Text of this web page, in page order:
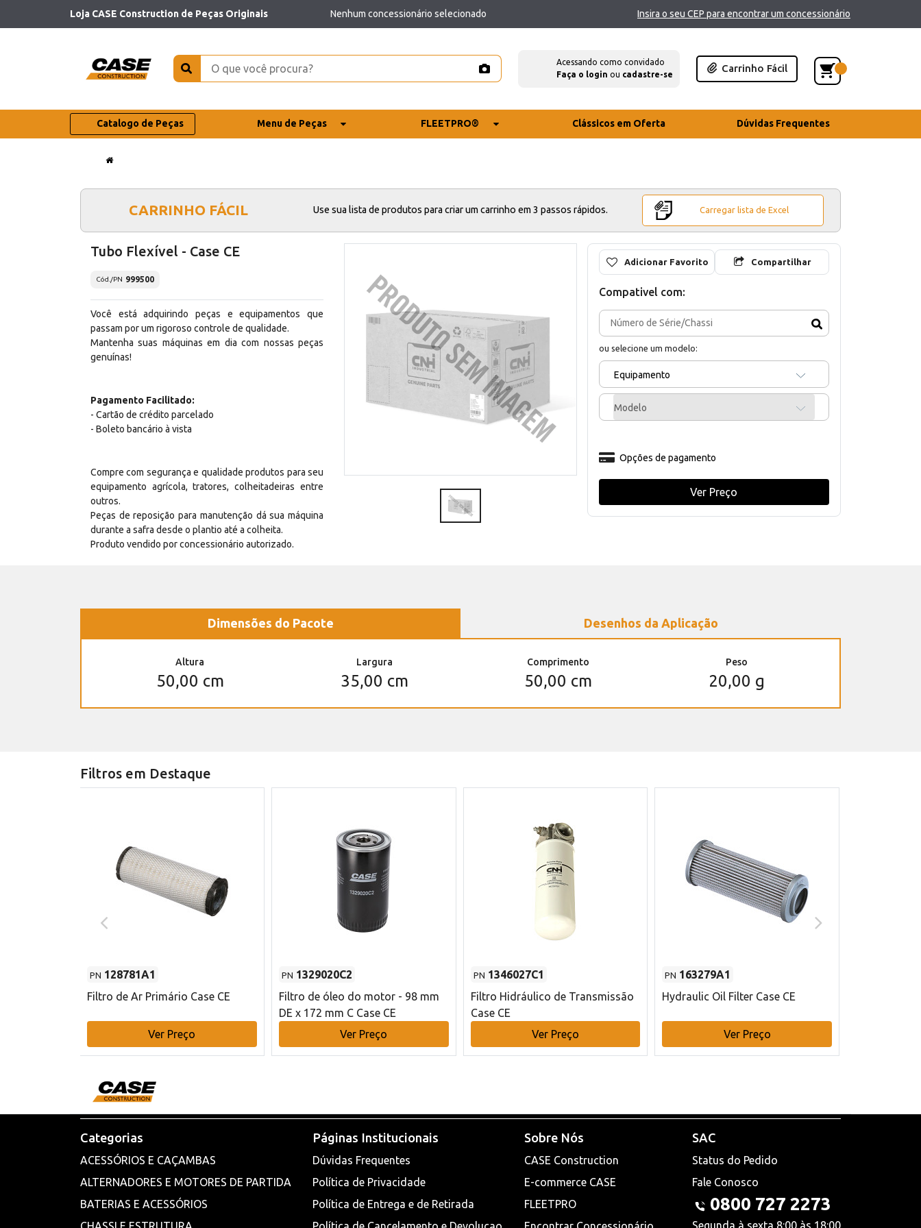
Loja CASE Construction de Peças Originais Nenhum concessionário selecionado Insira o seu CEP para encontrar um concessionário
Acessando como convidado
Faça o login ou cadastre-se
Carrinho Fácil
Catalogo de Peças Menu de Peças FLEETPRO® Clássicos em Oferta Dúvidas Frequentes
CARRINHO FÁCIL Use sua lista de produtos para criar um carrinho em 3 passos rápidos. Carregar lista de Excel
Tubo Flexível - Case CE
Cód./PN 999500
Você está adquirindo peças e equipamentos que
passam por um rigoroso controle de qualidade.
Mantenha suas máquinas em dia com nossas peças
genuínas!
Pagamento Facilitado:
- Cartão de crédito parcelado
- Boleto bancário à vista
Compre com segurança e qualidade produtos para seu
equipamento agrícola, tratores, colheitadeiras entre
outros.
Peças de reposição para manutenção dá sua máquina
durante a safra desde o plantio até a colheita.
Produto vendido por concessionário autorizado.
Adicionar Favorito Compartilhar
Compativel com:
ou selecione um modelo:
Equipamento
Modelo
Opções de pagamento
Ver Preço
Dimensões do Pacote Desenhos da Aplicação
Altura
50,00 cm
Largura
35,00 cm
Comprimento
50,00 cm
Peso
20,00 g
Filtros em Destaque
PN 128781A1
Filtro de Ar Primário Case CE
Ver Preço
PN 1329020C2
Filtro de óleo do motor - 98 mm
DE x 172 mm C Case CE
Ver Preço
PN 1346027C1
Filtro Hidráulico de Transmissão
Case CE
Ver Preço
PN 163279A1
Hydraulic Oil Filter Case CE
Ver Preço
Categorias
ACESSÓRIOS E CAÇAMBAS
ALTERNADORES E MOTORES DE PARTIDA
BATERIAS E ACESSÓRIOS
Páginas Institucionais
Dúvidas Frequentes
Política de Privacidade
Política de Entrega e de Retirada
Sobre Nós
CASE Construction
E-commerce CASE
FLEETPRO
SAC
Status do Pedido
Fale Conosco
0800 727 2273
Segunda à sexta 8:00 às 18:00